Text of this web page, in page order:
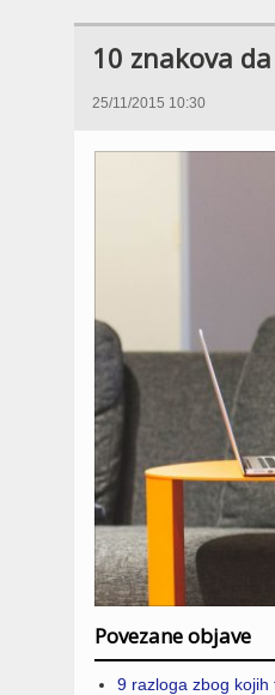
10 znakova
25/11/2015 10:30
Povezane objave
9 razloga zbog kojih